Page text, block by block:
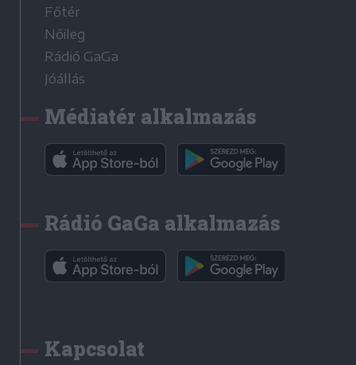
Főtér
Nőileg
Rádió GaGa
Jóállás
Médiatér alkalmazás
Rádió GaGa alkalmazás
Kapcsolat